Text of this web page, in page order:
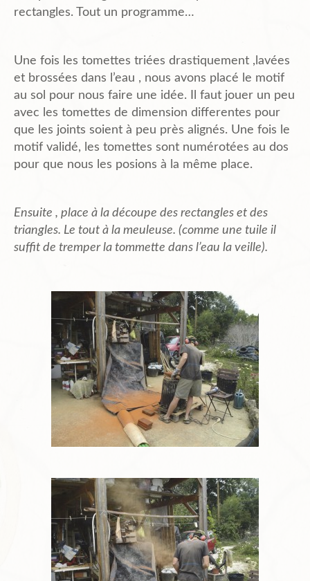
rectangles. Tout un programme…
Une fois les tomettes triées drastiquement ,lavées
et brossées dans l’eau , nous avons placé le motif
au sol pour nous faire une idée. Il faut jouer un peu
avec les tomettes de dimension differentes pour
que les joints soient à peu près alignés. Une fois le
motif validé, les tomettes sont numérotées au dos
pour que nous les posions à la même place.
Ensuite , place à la découpe des rectangles et des
triangles. Le tout à la meuleuse. (comme une tuile il
suffit de tremper la tommette dans l’eau la veille).